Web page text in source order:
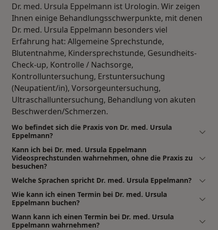
Dr. med. Ursula Eppelmann ist Urologin. Wir zeigen
Ihnen einige Behandlungsschwerpunkte, mit denen
Dr. med. Ursula Eppelmann besonders viel
Erfahrung hat: Allgemeine Sprechstunde,
Blutentnahme, Kindersprechstunde, Gesundheits-
Check-up, Kontrolle / Nachsorge,
Kontrolluntersuchung, Erstuntersuchung
(Neupatient/in), Vorsorgeuntersuchung,
Ultraschalluntersuchung, Behandlung von akuten
Beschwerden/Schmerzen.
Wo befindet sich die Praxis von Dr. med. Ursula
Eppelmann?
Kann ich bei Dr. med. Ursula Eppelmann
Videosprechstunden wahrnehmen, ohne die Praxis zu
besuchen?
Welche Sprachen spricht Dr. med. Ursula Eppelmann?
Wie kann ich einen Termin bei Dr. med. Ursula
Eppelmann buchen?
Wann kann ich einen Termin bei Dr. med. Ursula
Eppelmann wahrnehmen?